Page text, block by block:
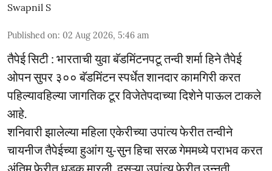
Swapnil S
Published on: 02 Aug 2026, 5:46 am
तैपेई सिटी : भारताची युवा बॅडमिंटनपटू तन्वी शर्मा हिने तैपेई
ओपन सुपर ३०० बॅडमिंटन स्पर्धेत शानदार कामगिरी करत
पहिल्यावहिल्या जागतिक टूर विजेतेपदाच्या दिशेने पाऊल टाकले
आहे.
शनिवारी झालेल्या महिला एकेरीच्या उपांत्य फेरीत तन्वीने
चायनीज तैपेईच्या हुआंग यु-सुन हिचा सरळ गेममध्ये पराभव करत
अंतिम फेरीत धडक मारली. दुसऱ्या उपांत्य फेरीत उन्नती